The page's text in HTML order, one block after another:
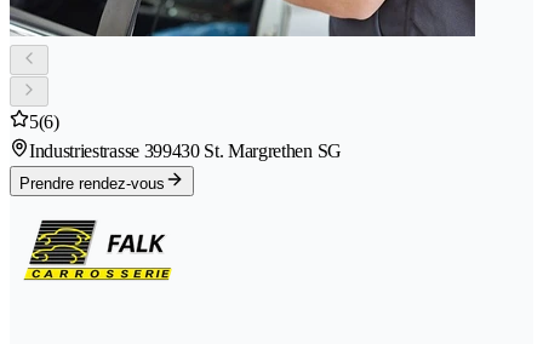
5(6)
Industriestrasse 399430 St. Margrethen SG
Prendre rendez-vous